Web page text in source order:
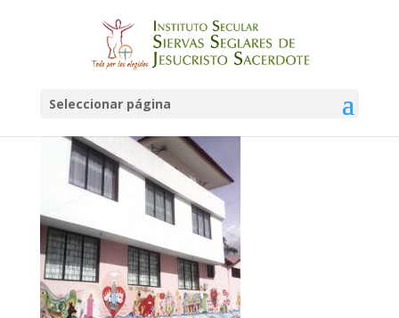
Seleccionar página
IMG-20160112-WA0010